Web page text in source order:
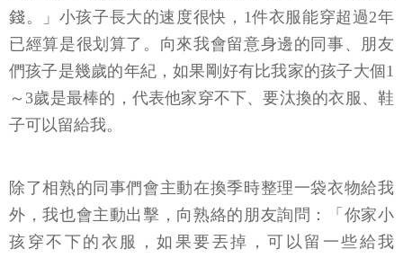
錢。」小孩子長大的速度很快，1件衣服能穿超過2年
已經算是很划算了。向來我會留意身邊的同事、朋友
們孩子是幾歲的年紀，如果剛好有比我家的孩子大個1
～3歲是最棒的，代表他家穿不下、要汰換的衣服、鞋
子可以留給我。
除了相熟的同事們會主動在換季時整理一袋衣物給我
外，我也會主動出擊，向熟絡的朋友詢問：「你家小
孩穿不下的衣服，如果要丟掉，可以留一些給我